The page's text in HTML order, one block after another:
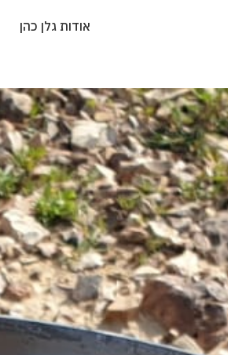
אודות גלן כהן